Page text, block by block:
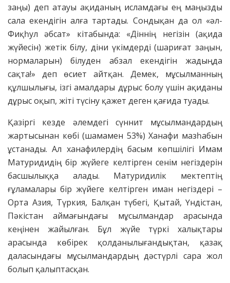
заңы) деп атауы ақиданың исламдағы ең маңызды
сала екендігін алға тартады. Сондықан да ол «әл-
Фиқһул әбсат» кітабында: «Діннің негізін (ақида
жүйесін) жетік білу, діни үкімдерді (шариғат заңын,
нормаларын) білуден абзал екендігін жадыңда
сақта!» деп өсиет айтқан. Демек, мұсылманның
құлшылығы, ізгі амалдары дұрыс болу үшін ақиданы
дұрыс оқып, жіті түсіну қажет деген қағида туады.
Қазіргі кезде әлемдегі сүннит мұсылмандардың
жартысынан көбі (шамамен 53%) Ханафи мазһабын
ұстанады. Ал ханафилердің басым көпшілігі Имам
Матуридидің бір жүйеге келтірген сенім негіздерін
басшылыққа алады. Матуридилік мектептің
ғұламалары бір жүйеге келтірген иман негіздері –
Орта Азия, Түркия, Балқан түбегі, Қытай, Үндістан,
Пәкістан аймағындағы мұсылмандар арасында
кеңінен жайылған. Бұл жүйе түркі халықтары
арасында көбірек қолданылығандықтан, қазақ
даласындағы мұсылмандардың дәстүрлі сара жол
болып қалыптасқан.